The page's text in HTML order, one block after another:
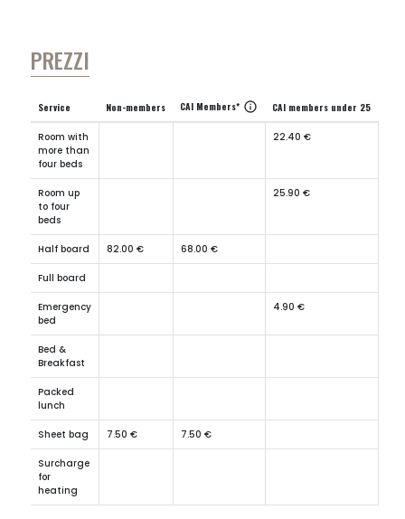
PREZZI
Service Non-members CAI Members* info CAI members under 25
Room with
more than
four beds
22.40 €
Room up
to four
beds
25.90 €
Half board 82.00 € 68.00 €
Full board
Emergency
bed
4.90 €
Bed &
Breakfast
Packed
lunch
Sheet bag 7.50 € 7.50 €
Surcharge
for
heating